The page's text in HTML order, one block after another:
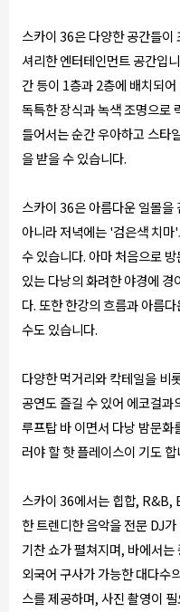
스카이 36은 다양한 공간들이
셔리한 엔터테인먼트 공간입
간 등이 1층과 2층에 배치되
독특한 장식과 녹색 조명으로
들어서는 순간 우아하고 스타
을 받을 수 있습니다.
스카이 36은 아름다운 일몰을
아니라 저녁에는 '검은색 치
수 있습니다. 아마 처음으로
있는 다낭의 화려한 야경에
다. 또한 한강의 흐름과 아름
수도 있습니다.
다양한 먹거리와 칵테일을 비
공연도 즐길 수 있어 에코걸
루프탑 바 이면서 다낭 밤문
러야 할 핫 플레이스이 기도 합
스카이 36에서는 힙합, R&B,
한 트렌디한 음악을 전문 DJ
기찬 쇼가 펼쳐지며, 바에서
외국어 구사가 가능한 대다수
스를 제공하며, 사진 촬영이